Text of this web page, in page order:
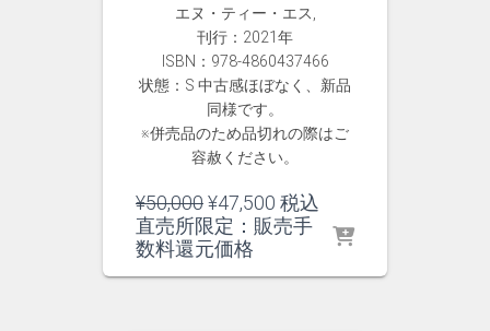
エヌ・ティー・エス,
刊行：2021年
ISBN：978-4860437466
状態：S 中古感ほぼなく、新品
同様です。
※併売品のため品切れの際はご
容赦ください。
¥50,000元
の
価
¥47,500 現
在
税込
直売所限定：販売手
数料還元価格